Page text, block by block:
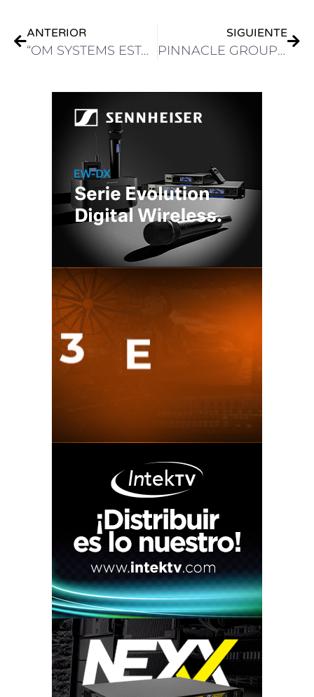
ANTERIOR
“OM SYSTEMS ESTÁ EN LÍNEA CON EL EJE TRAZADO POR LA INDUSTRIA Y EN VÍAS DE ORQUESTAR NUEVAS HERRAMIENTAS INTEGRADAS”
SIGUIENTE
PINNACLE GROUP & E-IMAGE DISTINGUIERON A SUS RESELLERS EN NAB SHOW 2025